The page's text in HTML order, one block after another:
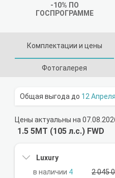
-10% ПО
ГОСПРОГРАММЕ
Комплектации и цены
Фотогалерея
12 Апреля
Цены актуальны на
1.5 5MT (105 л.с.) FWD
Luxury
4
2 045